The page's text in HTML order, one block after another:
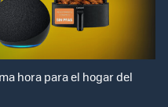
hora para el hogar del